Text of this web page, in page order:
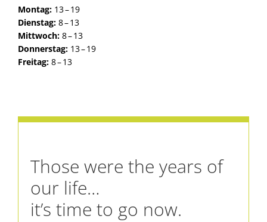
Montag:13 – 19
Dienstag: 8 – 13
Mittwoch:8 – 13
Donnerstag: 13 – 19
Freitag: 8 – 13
Those were the years of
our life…
it’s time to go now.